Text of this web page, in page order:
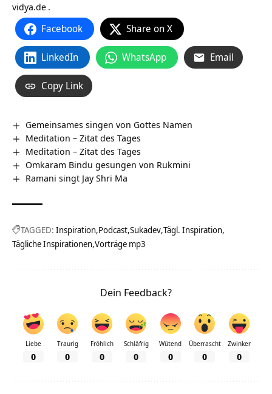
vidya.de .
Facebook Share on X
LinkedIn WhatsApp Email
Copy Link
Gemeinsames singen von Gottes Namen
Meditation – Zitat des Tages
Meditation – Zitat des Tages
Omkaram Bindu gesungen von Rukmini
Ramani singt Jay Shri Ma
TAGGED: Inspiration Podcast Sukadev Tägl. Inspiration
Tägliche Inspirationen Vorträge mp3
Dein Feedback?
Liebe
0
Traurig
0
Fröhlich
0
Schläfrig
0
Wütend
0
Überrascht
0
Zwinker
0